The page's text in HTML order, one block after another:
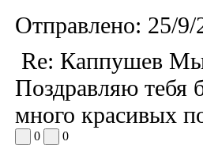
Отправлено: 25/
Re: Каппушев
Поздравляю тебя
много красивых
0 0